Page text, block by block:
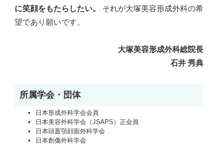
に笑顔をもたらしたい。
それが大塚美容形成外科の希
望であり願いです。
大塚美容形成外科総院長
石井 秀典
所属学会・団体
日本形成外科学会会員
日本美容外科学会（JSAPS）正会員
日本頭蓋顎顔面外科学会
日本創傷外科学会